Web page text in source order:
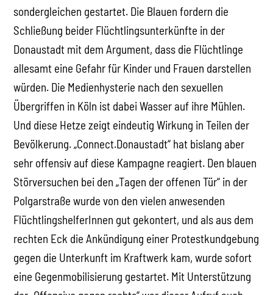
sondergleichen gestartet. Die Blauen fordern die
Schließung beider Flüchtlingsunterkünfte in der
Donaustadt mit dem Argument, dass die Flüchtlinge
allesamt eine Gefahr für Kinder und Frauen darstellen
würden. Die Medienhysterie nach den sexuellen
Übergriffen in Köln ist dabei Wasser auf ihre Mühlen.
Und diese Hetze zeigt eindeutig Wirkung in Teilen der
Bevölkerung. „Connect.Donaustadt“ hat bislang aber
sehr offensiv auf diese Kampagne reagiert. Den blauen
Störversuchen bei den „Tagen der offenen Tür“ in der
Polgarstraße wurde von den vielen anwesenden
FlüchtlingshelferInnen gut gekontert, und als aus dem
rechten Eck die Ankündigung einer Protestkundgebung
gegen die Unterkunft im Kraftwerk kam, wurde sofort
eine Gegenmobilisierung gestartet. Mit Unterstützung